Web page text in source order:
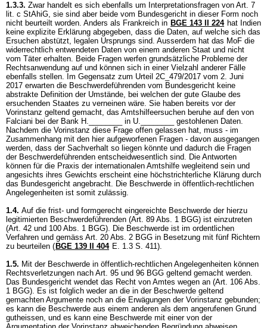
1.3.3. Zwar handelt es sich ebenfalls um Interpretationsfragen von Art. 7
lit. c StAhiG, sie sind aber beide vom Bundesgericht in dieser Form noch
nicht beurteilt worden. Anders als Frankreich in BGE 143 II 224 hat Indien
keine explizite Erklärung abgegeben, dass die Daten, auf welche sich das
Ersuchen abstützt, legalen Ursprungs sind. Ausserdem hat das MoF die
widerrechtlich entwendeten Daten von einem anderen Staat und nicht
vom Täter erhalten. Beide Fragen werfen grundsätzliche Probleme der
Rechtsanwendung auf und können sich in einer Vielzahl anderer Fälle
ebenfalls stellen. Im Gegensatz zum Urteil 2C_479/2017 vom 2. Juni
2017 erwarten die Beschwerdeführenden vom Bundesgericht keine
abstrakte Definition der Umstände, bei welchen der gute Glaube des
ersuchenden Staates zu verneinen wäre. Sie haben bereits vor der
Vorinstanz geltend gemacht, das Amtshilfeersuchen beruhe auf den von
Falciani bei der Bank H.________ in U.________ gestohlenen Daten.
Nachdem die Vorinstanz diese Frage offen gelassen hat, muss - im
Zusammenhang mit den hier aufgeworfenen Fragen - davon ausgegangen
werden, dass der Sachverhalt so liegen könnte und dadurch die Fragen
der Beschwerdeführenden entscheidwesentlich sind. Die Antworten
können für die Praxis der internationalen Amtshilfe wegleitend sein und
angesichts ihres Gewichts erscheint eine höchstrichterliche Klärung durch
das Bundesgericht angebracht. Die Beschwerde in öffentlich-rechtlichen
Angelegenheiten ist somit zulässig.
1.4. Auf die frist- und formgerecht eingereichte Beschwerde der hierzu
legitimierten Beschwerdeführenden (Art. 89 Abs. 1 BGG) ist einzutreten
(Art. 42 und 100 Abs. 1 BGG). Die Beschwerde ist im ordentlichen
Verfahren und gemäss Art. 20 Abs. 2 BGG in Besetzung mit fünf Richtern
zu beurteilen ( BGE 139 II 404 E. 1.3 S. 411).
1.5. Mit der Beschwerde in öffentlich-rechtlichen Angelegenheiten können
Rechtsverletzungen nach Art. 95 und 96 BGG geltend gemacht werden.
Das Bundesgericht wendet das Recht von Amtes wegen an (Art. 106 Abs.
1 BGG). Es ist folglich weder an die in der Beschwerde geltend
gemachten Argumente noch an die Erwägungen der Vorinstanz gebunden;
es kann die Beschwerde aus einem anderen als dem angerufenen Grund
gutheissen, und es kann eine Beschwerde mit einer von der